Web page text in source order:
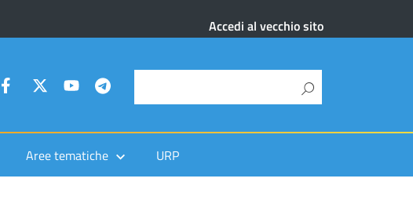
Accedi al vecchio sito
Aree tematiche URP